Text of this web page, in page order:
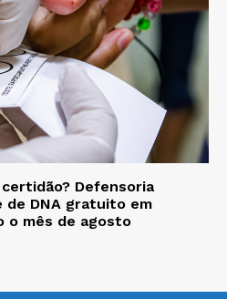
Defensoria
de DNA gratuito em
o mês de agosto